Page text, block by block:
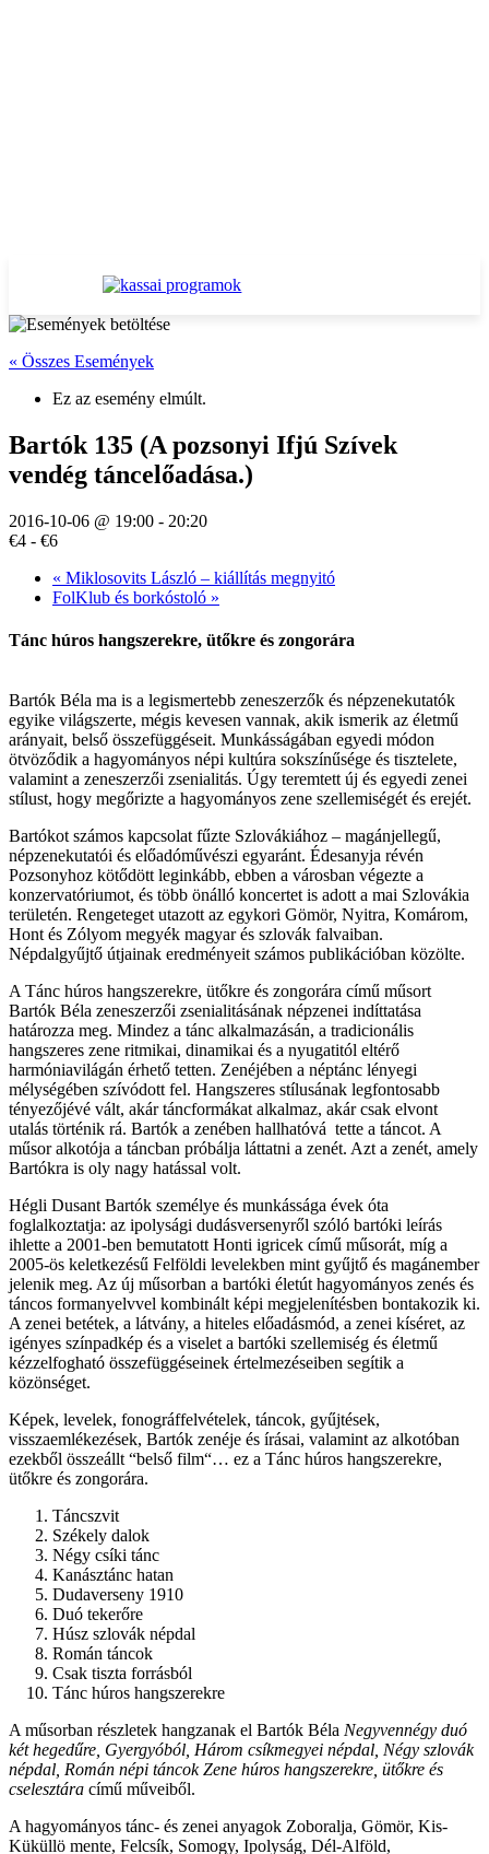
« Összes Események
Ez az esemény elmúlt.
Bartók 135 (A pozsonyi Ifjú Szívek
vendég táncelőadása.)
2016-10-06 @ 19:00 - 20:20
€4 - €6
« Miklosovits László – kiállítás megnyitó
FolKlub és borkóstoló »
Tánc húros hangszerekre, ütőkre és zongorára
Bartók Béla ma is a legismertebb zeneszerzők és népzenekutatók
egyike világszerte, mégis kevesen vannak, akik ismerik az életmű
arányait, belső összefüggéseit. Munkásságában egyedi módon
ötvöződik a hagyományos népi kultúra sokszínűsége és tisztelete,
valamint a zeneszerzői zsenialitás. Úgy teremtett új és egyedi zenei
stílust, hogy megőrizte a hagyományos zene szellemiségét és erejét.
Bartókot számos kapcsolat fűzte Szlovákiához – magánjellegű,
népzenekutatói és előadóművészi egyaránt. Édesanyja révén
Pozsonyhoz kötődött leginkább, ebben a városban végezte a
konzervatóriumot, és több önálló koncertet is adott a mai Szlovákia
területén. Rengeteget utazott az egykori Gömör, Nyitra, Komárom,
Hont és Zólyom megyék magyar és szlovák falvaiban.
Népdalgyűjtő útjainak eredményeit számos publikációban közölte.
A Tánc húros hangszerekre, ütőkre és zongorára című műsort
Bartók Béla zeneszerzői zsenialitásának népzenei indíttatása
határozza meg. Mindez a tánc alkalmazásán, a tradicionális
hangszeres zene ritmikai, dinamikai és a nyugatitól eltérő
harmóniavilágán érhető tetten. Zenéjében a néptánc lényegi
mélységében szívódott fel. Hangszeres stílusának legfontosabb
tényezőjévé vált, akár táncformákat alkalmaz, akár csak elvont
utalás történik rá. Bartók a zenében hallhatóvá tette a táncot. A
műsor alkotója a táncban próbálja láttatni a zenét. Azt a zenét, amely
Bartókra is oly nagy hatással volt.
Hégli Dusant Bartók személye és munkássága évek óta
foglalkoztatja: az ipolysági dudásversenyről szóló bartóki leírás
ihlette a 2001-ben bemutatott Honti igricek című műsorát, míg a
2005-ös keletkezésű Felföldi levelekben mint gyűjtő és magánember
jelenik meg. Az új műsorban a bartóki életút hagyományos zenés és
táncos formanyelvvel kombinált képi megjelenítésben bontakozik ki.
A zenei betétek, a látvány, a hiteles előadásmód, a zenei kíséret, az
igényes színpadkép és a viselet a bartóki szellemiség és életmű
kézzelfogható összefüggéseinek értelmezéseiben segítik a
közönséget.
Képek, levelek, fonográffelvételek, táncok, gyűjtések,
visszaemlékezések, Bartók zenéje és írásai, valamint az alkotóban
ezekből összeállt “belső film“… ez a Tánc húros hangszerekre,
ütőkre és zongorára.
Táncszvit
Székely dalok
Négy csíki tánc
Kanásztánc hatan
Dudaverseny 1910
Duó tekerőre
Húsz szlovák népdal
Román táncok
Csak tiszta forrásból
Tánc húros hangszerekre
A műsorban részletek hangzanak el Bartók Béla Negyvennégy duó
két hegedűre, Gyergyóból, Három csíkmegyei népdal, Négy szlovák
népdal, Román népi táncok Zene húros hangszerekre, ütőkre és
cselesztára című műveiből.
A hagyományos tánc- és zenei anyagok Zoboralja, Gömör, Kis-
Küküllö mente, Felcsík, Somogy, Ipolyság, Dél-Alföld,